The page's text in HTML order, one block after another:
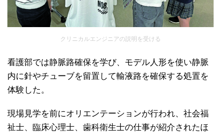
クリニカルエンジニアの説明を受ける
看護部では静脈路確保を学び、モデル人形を使い静脈
内に針やチューブを留置して輸液路を確保する処置を
体験した。
現場見学を前にオリエンテーションが行われ、社会福
祉士、臨床心理士、歯科衛生士の仕事が紹介されたほ